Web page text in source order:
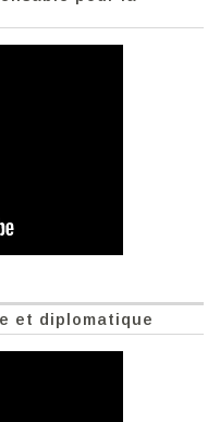
et diplomatique